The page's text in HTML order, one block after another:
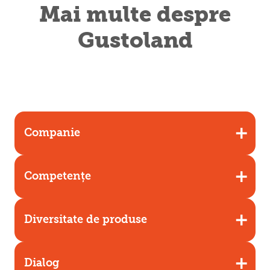
Mai multe despre
Gustoland
Companie
Competențe
Diversitate de produse
Dialog